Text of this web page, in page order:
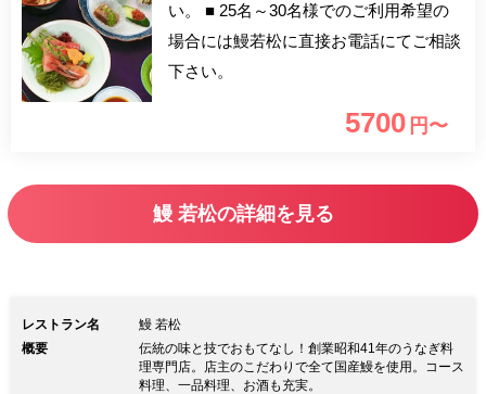
い。 ■ 25名～30名様でのご利用希望の
場合には鰻若松に直接お電話にてご相談
下さい。
5700 円〜
鰻 若松の詳細を見る
レストラン名
鰻 若松
概要
伝統の味と技でおもてなし！創業昭和41年のうなぎ料
理専門店。店主のこだわりで全て国産鰻を使用。コース
料理、一品料理、お酒も充実。